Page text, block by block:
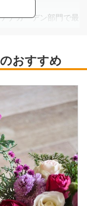
ナガーデン部門で最